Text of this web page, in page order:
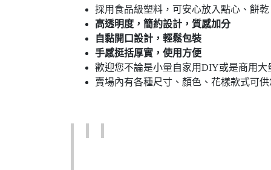
採用食品級塑料，可安心放入點心、餅乾
高透明度，簡約設計，質感加分
自黏開口設計，輕鬆包裝
手感挺括厚實，使用方便
歡迎您不論是小量自家用DIY或是商用大
賣場內有各種尺寸、顏色、花樣款式可